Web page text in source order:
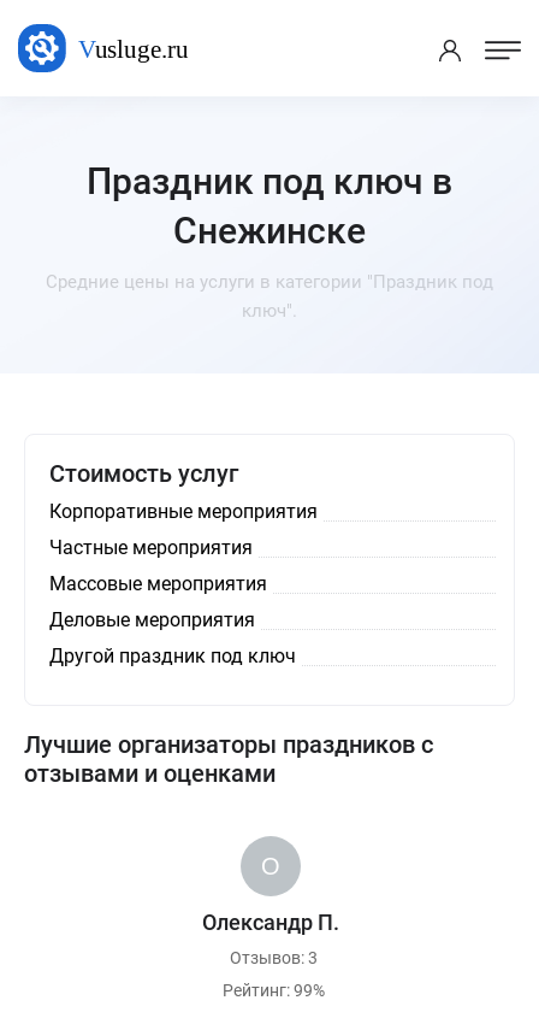
Праздник под ключ в
Снежинске
Средние цены на услуги в категории "Праздник под
ключ".
Стоимость услуг
Корпоративные мероприятия
Частные мероприятия
Массовые мероприятия
Деловые мероприятия
Другой праздник под ключ
Лучшие организаторы праздников с
отзывами и оценками
Олександр П.
Отзывов: 3
Рейтинг: 99%